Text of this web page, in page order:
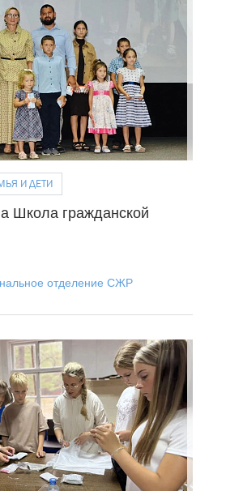
И ДЕТИ
Школа гражданской
отделение СЖР